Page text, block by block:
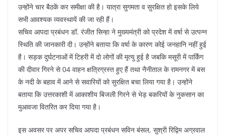
उन्होंने चार बैठकें कर समीक्षा की है। यात्रा सुगमता व सुरक्षित हो इसके लिये
सभी आवश्यक व्यवस्थायें की जा रही हैं।
सचिव आपदा प्रबंधन डॉ. रंजीत सिन्हा ने मुख्यमंत्री को प्रदेश में वर्षा से उत्पन्न
स्थिति की जानकारी दी। उन्होंने बताया कि वर्षा के कारण कोई जनहानि नहीं हुई
है। सड़क दुर्घटनाओं में टिहरी में दो लोगों की मृत्यु हुई है जबकि मसूरी में पार्किंग
की दीवार गिरने से 04 वाहन क्षत्रिग्रस्त हुए हैं तथा नैनीताल के रामनगर में बस
के नदी के बहाव में आने से सवारियों को सुरक्षित बचा लिया गया है। उन्होंने
बताया कि उत्तरकाशी में आकाशीय बिजली गिरने से भेड़ बकरियों के नुकसान का
मुआवजा वितरित कर दिया गया है।
इस अवसर पर अपर सचिव आपदा प्रबंधन सविन बंसल, सुश्री रिद्विम अग्रवाल